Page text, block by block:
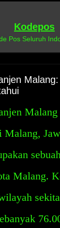
Kodepos
Pos Seluruh
Malang
Malang,
Malang.